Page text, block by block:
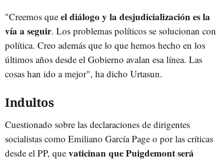
"Creemos que el diálogo y la desjudicialización es la
vía a seguir. Los problemas políticos se solucionan con
política. Creo además que lo que hemos hecho en los
últimos años desde el Gobierno avalan esa línea. Las
cosas han ido a mejor", ha dicho Urtasun.
Indultos
Cuestionado sobre las declaraciones de dirigentes
socialistas como Emiliano García Page o por las críticas
desde el PP, que vaticinan que Puigdemont será